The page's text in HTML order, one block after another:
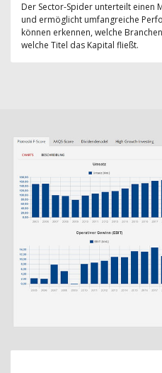
Der Sector-Spider unterteilt einen
und ermöglicht umfangreiche
können erkennen, welche
welche Titel das Kapital fließt.